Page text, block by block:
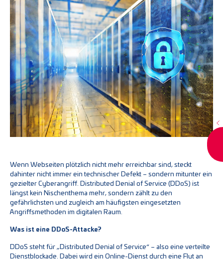
Wenn Webseiten plötzlich nicht mehr erreichbar sind, steckt
dahinter nicht immer ein technischer Defekt – sondern mitunter ein
gezielter Cyberangriff. Distributed Denial of Service (DDoS) ist
längst kein Nischenthema mehr, sondern zählt zu den
gefährlichsten und zugleich am häufigsten eingesetzten
Angriffsmethoden im digitalen Raum.
Was ist eine DDoS-Attacke?
DDoS steht für „Distributed Denial of Service“ – also eine verteilte
Dienstblockade. Dabei wird ein Online-Dienst durch eine Flut an